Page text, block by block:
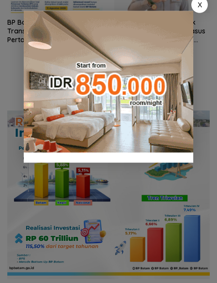
BP Batam Perkuat
Transparansi Layanan
Pertanahan, Alokasi Tanah
Reguler Segera Hadir Melalui
Stop Penyelidikan, Polsek
Lubuk Baja Tegaskan Kasus
Anak Murni Masalah Hak
Asuh
X